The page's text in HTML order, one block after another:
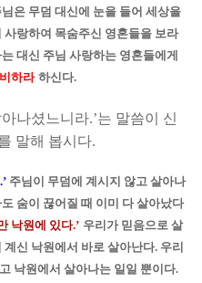
은 무덤 대신에 눈을 들어 세상을
사랑하여 목숨주신 영혼들을 보라
대신 주님 사랑하는 영혼들에게
하라 하신다.
나셨느니라.’는 말씀이 신
말해 봅시다.
.’ 주님이 무덤에 계시지 않고 살아나
숨이 끊어질 때 이미 다 살아났다
낙원에 있다.’ 우리가 믿음으로 살
계신 낙원에서 바로 살아난다. 우리
낙원에서 살아나는 일일 뿐이다.